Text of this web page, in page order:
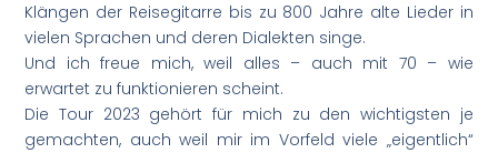
Klängen der Reisegitarre bis zu 800 Jahre alte Lieder in
vielen Sprachen und deren Dialekten singe.
Und ich freue mich, weil alles – auch mit 70 – wie
erwartet zu funktionieren scheint.
Die Tour 2023 gehört für mich zu den wichtigsten je
gemachten, auch weil mir im Vorfeld viele „eigentlich“